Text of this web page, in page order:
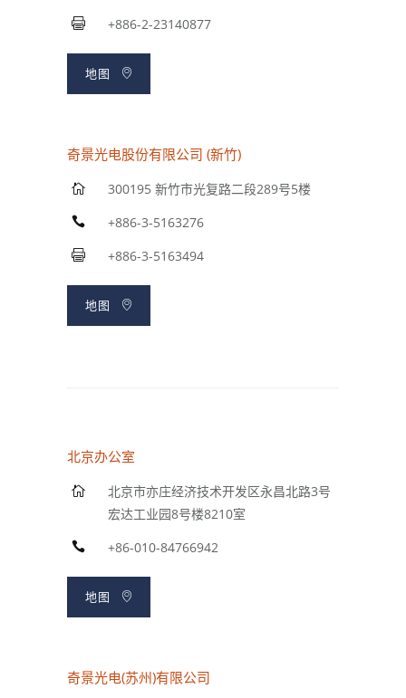
+886-2-23140877
地图
奇景光电股份有限公司 (新竹)
300195 新竹市光复路二段289号5楼
+886-3-5163276
+886-3-5163494
地图
北京办公室
北京市亦庄经济技术开发区永昌北路3号
宏达工业园8号楼8210室
+86-010-84766942
地图
奇景光电(苏州)有限公司